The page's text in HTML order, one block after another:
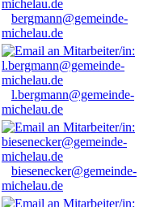
bergmann@gemeinde-
michelau.de
l.bergmann@gemeinde-
michelau.de
biesenecker@gemeinde-
michelau.de